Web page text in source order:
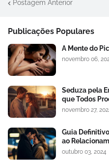
Postagem Anterior
Publicações Populares
A Mente do
novembro 06,
Seduza pela
que Todos
novembro 27,
Guia
ao
outubro 03, 2024